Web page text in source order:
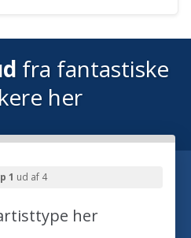
fra fantastiske
her
1 ud af 4
her